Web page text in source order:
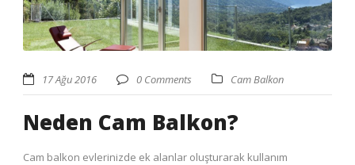
17 Ağu 2016 0 Comments Cam Balkon
Neden Cam Balkon?
Cam balkon evlerinizde ek alanlar oluşturarak kullanım